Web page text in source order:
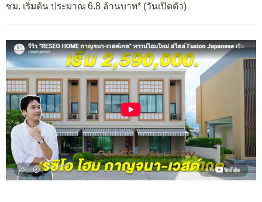
ชม. เริ่มต้น ประมาณ 6.8 ล้านบาท* (วันเปิดตัว)